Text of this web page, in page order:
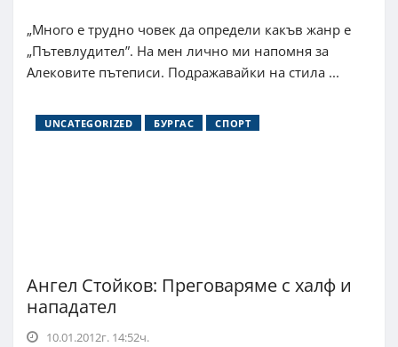
„Много е трудно човек да определи какъв жанр е
„Пътевлудител”. На мен лично ми напомня за
Алековите пътеписи. Подражавайки на стила ...
UNCATEGORIZED БУРГАС СПОРТ
Ангел Стойков: Преговаряме с халф и
нападател
10.01.2012г. 14:52ч.